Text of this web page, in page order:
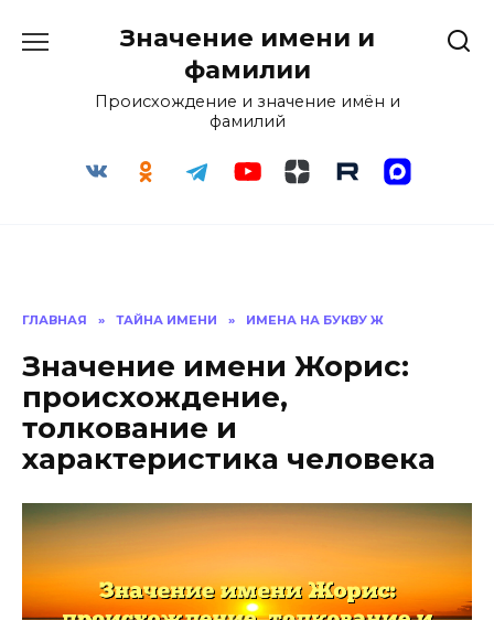
Значение имени и
фамилии
Происхождение и значение имён и
фамилий
ГЛАВНАЯ » ТАЙНА ИМЕНИ » ИМЕНА НА БУКВУ Ж
Значение имени Жорис:
происхождение,
толкование и
характеристика человека